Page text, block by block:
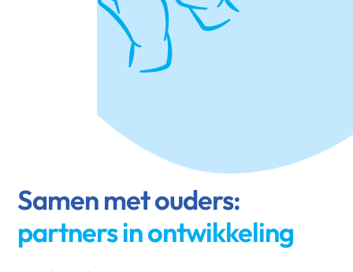
Samen met ouders:
partners in ontwikkeling